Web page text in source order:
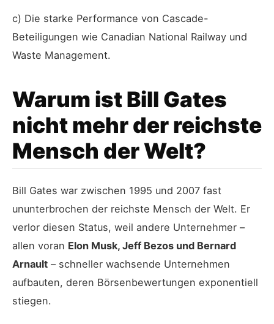
c) Die starke Performance von Cascade-
Beteiligungen wie Canadian National Railway und
Waste Management.
Warum ist Bill Gates
nicht mehr der reichste
Mensch der Welt?
Bill Gates war zwischen 1995 und 2007 fast
ununterbrochen der reichste Mensch der Welt. Er
verlor diesen Status, weil andere Unternehmer –
allen voran Elon Musk, Jeff Bezos und Bernard
Arnault – schneller wachsende Unternehmen
aufbauten, deren Börsenbewertungen exponentiell
stiegen.